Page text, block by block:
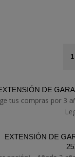
DE
tus compras por 3
EXTENSIÓN DE